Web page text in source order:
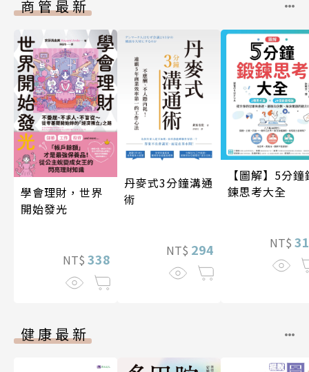
商管最新
學會理財，世界
開始發光
NT$ 338
丹麥式3分鐘溝通
術
NT$ 294
【圖解】5分鐘
鍊思考大全
NT$
健康最新